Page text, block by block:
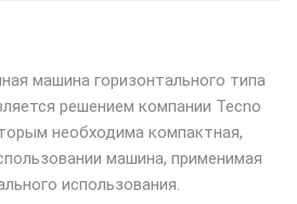
машина горизонтального типа
решением компании Tecno
необходима компактная,
машина, применимая
использования.